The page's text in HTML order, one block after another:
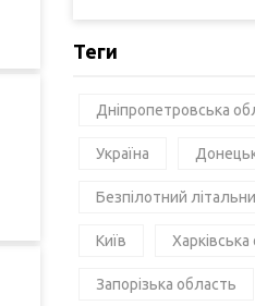
Теги
Дніпропетровська
Україна
Безпілотний
Київ
Запорізька область